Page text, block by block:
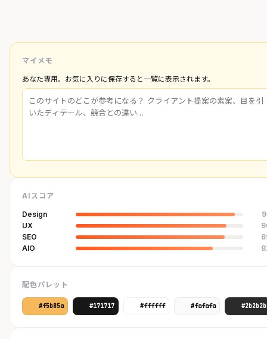
マイメモ
あなた専用。お気に入りに保存すると一覧に表示されます。
AIスコア
Design
UX
SEO
AIO
配色パレット
#f5b85a #171717 #ffffff #fafafa #2b2b2b